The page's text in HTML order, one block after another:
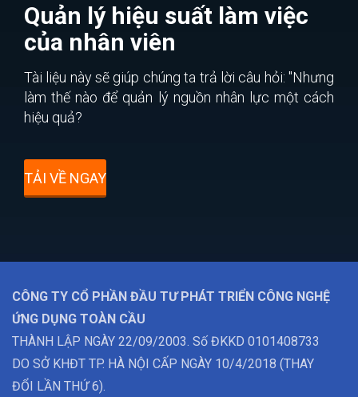
Quản lý hiệu suất làm việc
của nhân viên
Tài liệu này sẽ giúp chúng ta trả lời câu hỏi: "Nhưng
làm thế nào để quản lý nguồn nhân lực một cách
hiệu quả?
TẢI VỀ NGAY
CÔNG TY CỔ PHẦN ĐẦU TƯ PHÁT TRIỂN CÔNG NGHỆ
ỨNG DỤNG TOÀN CẦU
THÀNH LẬP NGÀY 22/09/2003. Số ĐKKD 0101408733
DO SỞ KHĐT TP. HÀ NỘI CẤP NGÀY 10/4/2018 (THAY
ĐỔI LẦN THỨ 6).